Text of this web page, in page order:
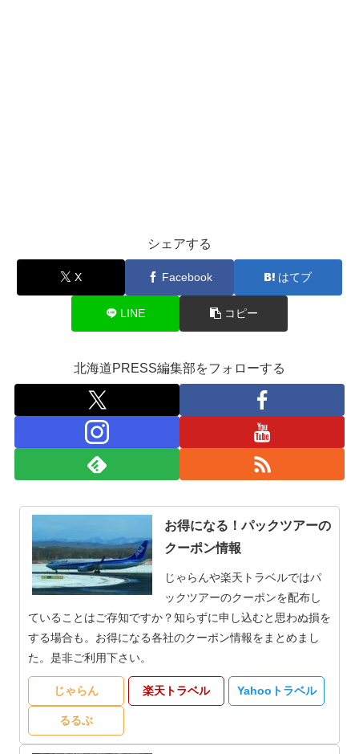
シェアする
X Facebook はてブ
LINE コピー
北海道PRESS編集部をフォローする
お得になる！パックツアーの
クーポン情報
じゃらんや楽天トラベルではパ
ックツアーのクーポンを配布し
ていることはご存知ですか？知らずに申し込むと思わぬ損を
する場合も。お得になる各社のクーポン情報をまとめまし
た。是非ご利用下さい。
じゃらん 楽天トラベル Yahooトラベル
るるぶ